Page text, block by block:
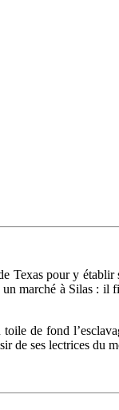
pour y établir
marché à Silas : il
de fond
de ses lectrices du